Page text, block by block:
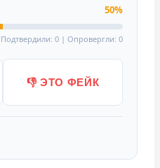
50%
Подтвердили: 0 | Опровергли: 0
👎 ЭТО ФЕЙК